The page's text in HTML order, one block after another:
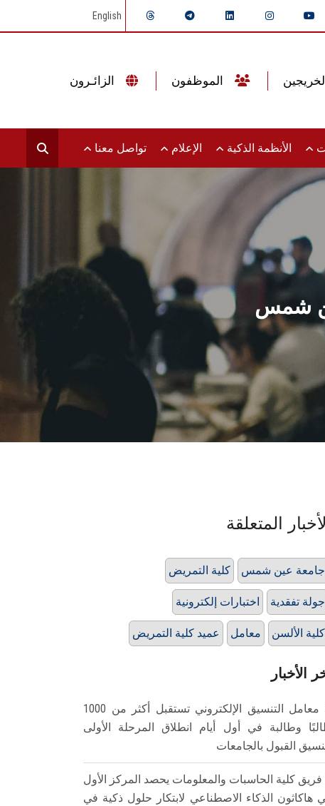
English
الأنظمة الذكية الإعلام تواصل معنا
شمس
الأخبار المتعلقة
كلية التمريض جامعة عين شمس
اختبارات إلكترونية جولة تفقدية
عميد كلية التمريض معامل كلية الألسن
الأخبار
معامل التنسيق الإلكتروني تستقبل أكثر من 1000
وطالبة في أول أيام انطلاق المرحلة الأولى
القبول بالجامعات
فريق كلية الحاسبات والمعلومات يحصد المركز الأول
هاكاثون الذكاء الاصطناعي لابتكار حلول ذكية في